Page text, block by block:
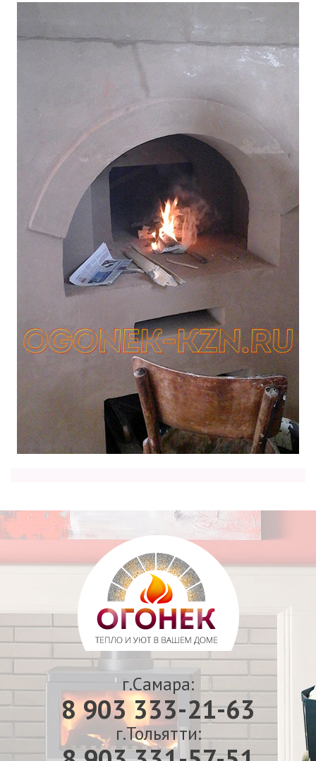
г.Самара:
8 903 333-21-63
г.Тольятти: